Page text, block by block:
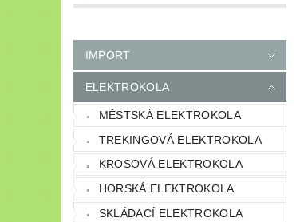
IMPORT
ELEKTROKOLA
MĚSTSKÁ ELEKTROKOLA
TREKINGOVÁ ELEKTROKOLA
KROSOVÁ ELEKTROKOLA
HORSKÁ ELEKTROKOLA
SKLÁDACÍ ELEKTROKOLA